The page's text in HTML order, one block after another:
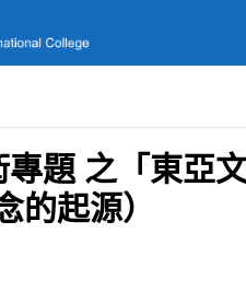
題 之「東亞
的起源）